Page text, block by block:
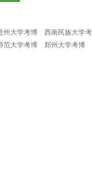
州大学考博
西南民族大学
范大学考博 郑州大学考博